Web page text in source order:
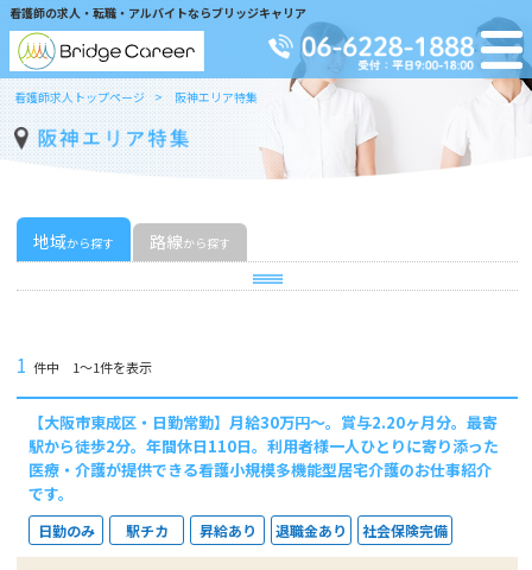
看護師の求人・転職・アルバイトならブリッジキャリア
看護師求人トップページ 阪神エリア特集
地域から探す 路線から探す
1 件中 1〜1件を表示
【大阪市東成区・日勤常勤】月給30万円～。賞与2.20ヶ月分。最寄
駅から徒歩2分。年間休日110日。利用者様一人ひとりに寄り添った
医療・介護が提供できる看護小規模多機能型居宅介護のお仕事紹介
です。
日勤のみ 駅チカ 昇給あり 退職金あり 社会保険完備